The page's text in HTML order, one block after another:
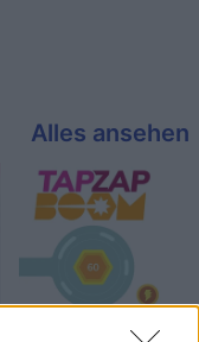
Alles ansehen